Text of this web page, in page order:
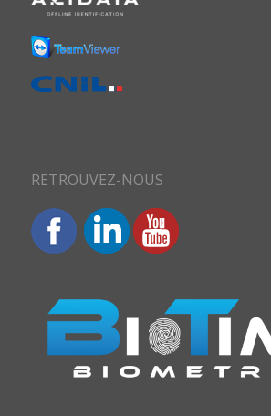
RETROUVEZ-NOUS